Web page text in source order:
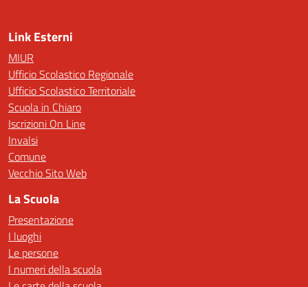
Link Esterni
MIUR
Ufficio Scolastico Regionale
Ufficio Scolastico Territoriale
Scuola in Chiaro
Iscrizioni On Line
Invalsi
Comune
Vecchio Sito Web
La Scuola
Presentazione
I luoghi
Le persone
I numeri della scuola